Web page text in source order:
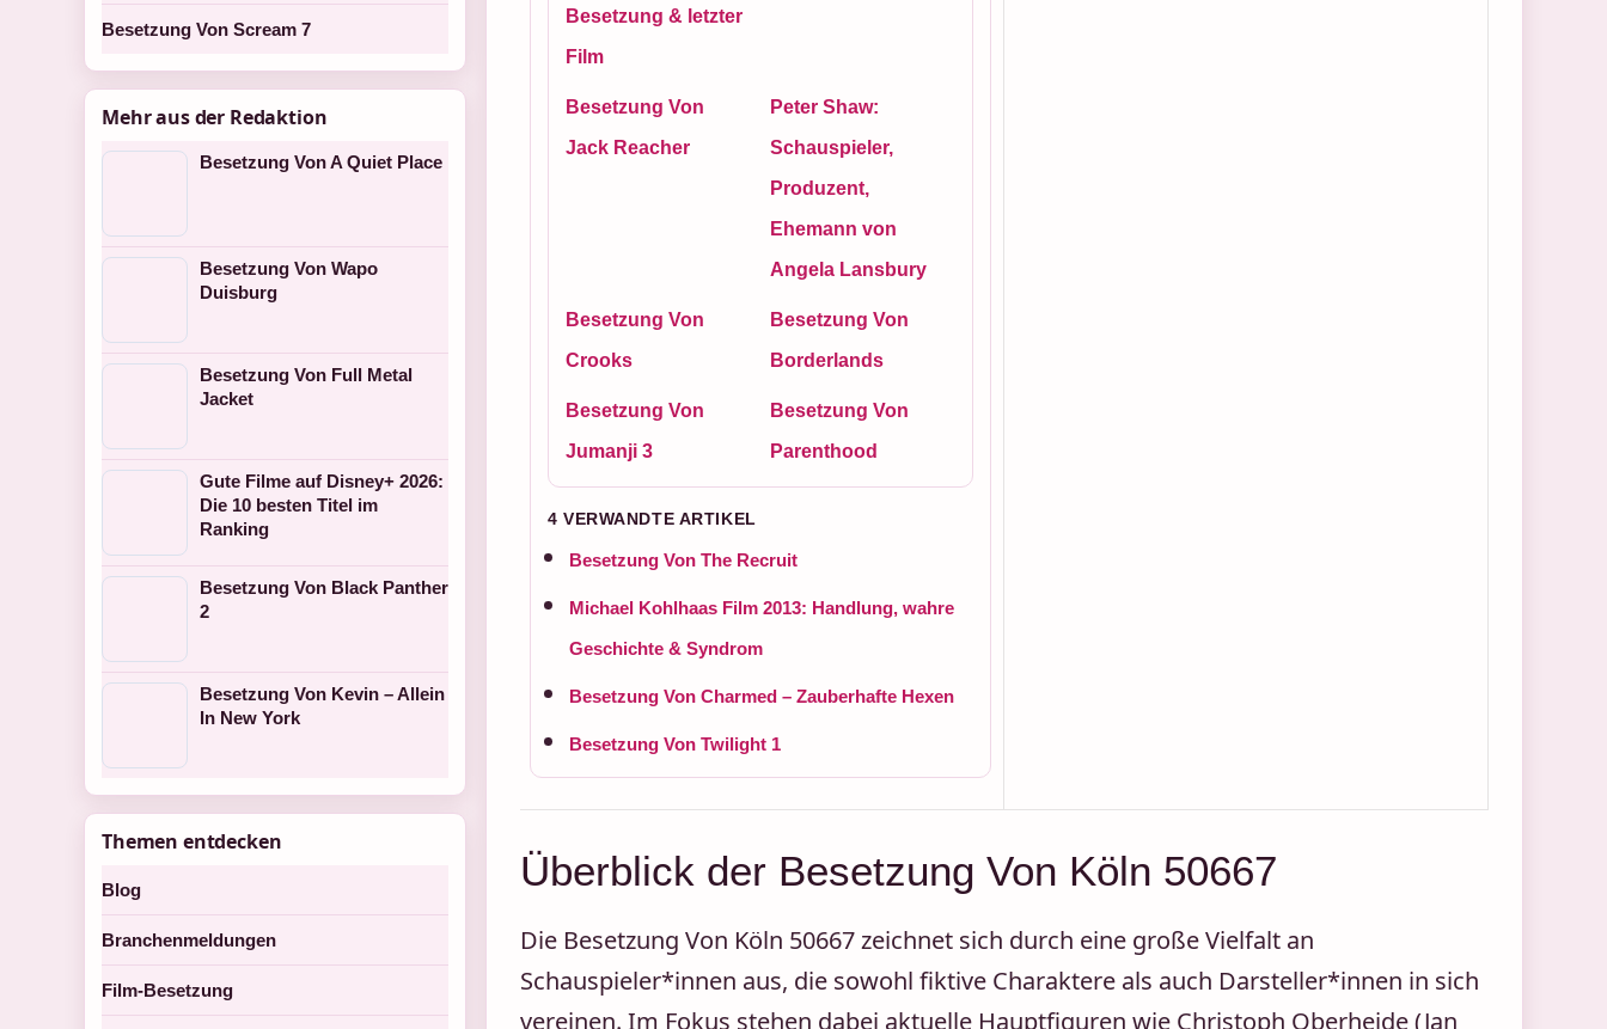
Besetzung & letzter
Film
Besetzung Von
Jack Reacher
Peter Shaw:
Schauspieler,
Produzent,
Ehemann von
Angela Lansbury
Besetzung Von
Crooks
Besetzung Von
Borderlands
Besetzung Von
Jumanji 3
Besetzung Von
Parenthood
4 VERWANDTE ARTIKEL
Besetzung Von The Recruit
Michael Kohlhaas Film 2013: Handlung, wahre
Geschichte & Syndrom
Besetzung Von Charmed – Zauberhafte Hexen
Besetzung Von Twilight 1
Überblick der Besetzung Von Köln 50667
Die Besetzung Von Köln 50667 zeichnet sich durch eine große Vielfalt an
Schauspieler*innen aus, die sowohl fiktive Charaktere als auch Darsteller*innen in sich
vereinen. Im Fokus stehen dabei aktuelle Hauptfiguren wie Christoph Oberheide (Jan
Besetzung Von Scream 7
Mehr aus der Redaktion
Besetzung Von A Quiet Place
Besetzung Von Wapo
Duisburg
Besetzung Von Full Metal
Jacket
Gute Filme auf Disney+ 2026:
Die 10 besten Titel im
Ranking
Besetzung Von Black Panther
2
Besetzung Von Kevin – Allein
In New York
Themen entdecken
Blog
Branchenmeldungen
Film-Besetzung